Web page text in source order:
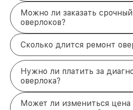
Можно ли заказать
оверлоков?
Сколько длится ремонт
Нужно ли платить за
оверлока?
Может ли измениться цена